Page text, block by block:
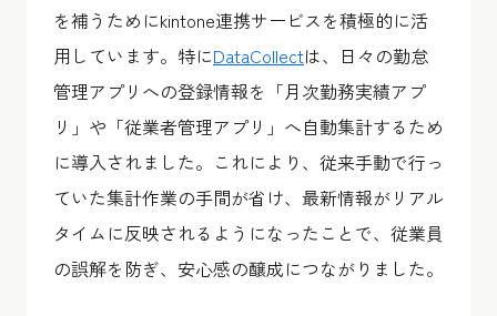
を補うためにkintone連携サービスを積極的に活
用しています。特にDataCollectは、日々の勤怠
管理アプリへの登録情報を「月次勤務実績アプ
リ」や「従業者管理アプリ」へ自動集計するため
に導入されました。これにより、従来手動で行っ
ていた集計作業の手間が省け、最新情報がリアル
タイムに反映されるようになったことで、従業員
の誤解を防ぎ、安心感の醸成につながりました。